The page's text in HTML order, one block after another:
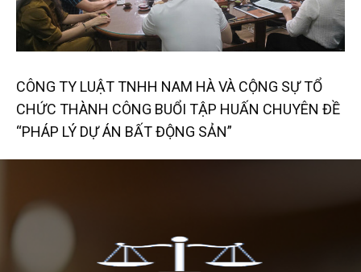
CÔNG TY LUẬT TNHH NAM HÀ VÀ CỘNG SỰ TỔ
CHỨC THÀNH CÔNG BUỔI TẬP HUẤN CHUYÊN ĐỀ
“PHÁP LÝ DỰ ÁN BẤT ĐỘNG SẢN”